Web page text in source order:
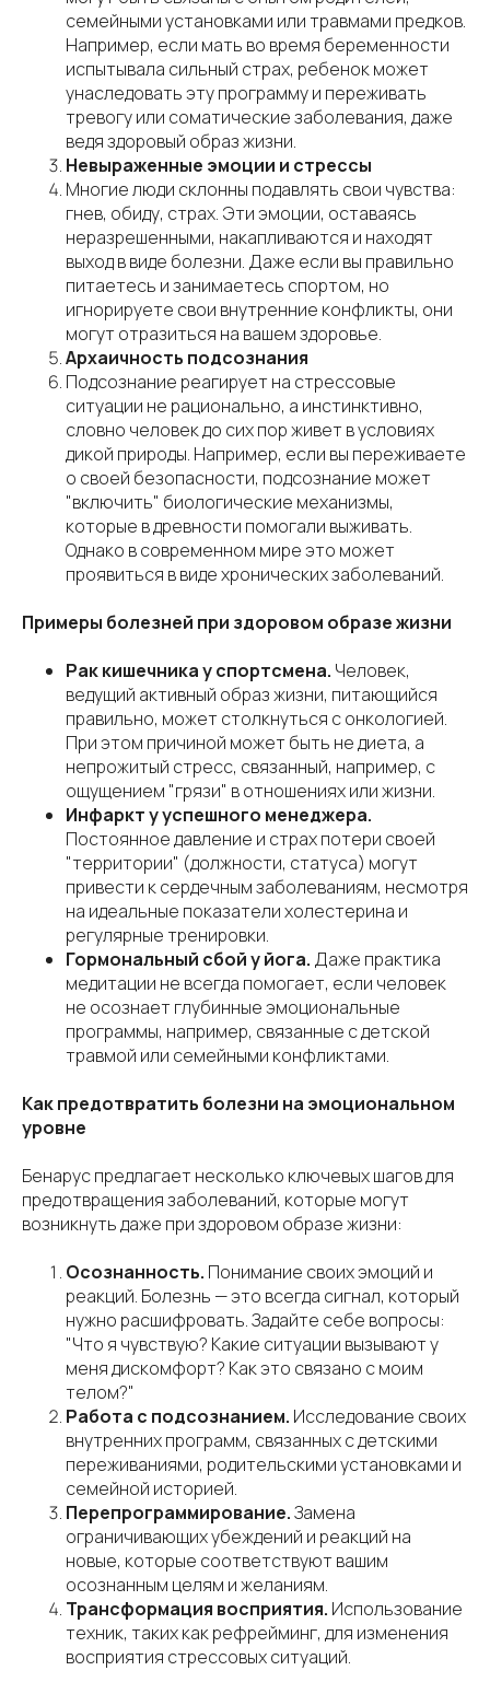
семейными установками или травмами предков.
Например, если мать во время беременности
испытывала сильный страх, ребенок может
унаследовать эту программу и переживать
тревогу или соматические заболевания, даже
ведя здоровый образ жизни.
Невыраженные эмоции и стрессы
Многие люди склонны подавлять свои чувства:
гнев, обиду, страх. Эти эмоции, оставаясь
неразрешенными, накапливаются и находят
выход в виде болезни. Даже если вы правильно
питаетесь и занимаетесь спортом, но
игнорируете свои внутренние конфликты, они
могут отразиться на вашем здоровье.
Архаичность подсознания
Подсознание реагирует на стрессовые
ситуации не рационально, а инстинктивно,
словно человек до сих пор живет в условиях
дикой природы. Например, если вы переживаете
о своей безопасности, подсознание может
"включить" биологические механизмы,
которые в древности помогали выживать.
Однако в современном мире это может
проявиться в виде хронических заболеваний.
Примеры болезней при здоровом образе жизни
Рак кишечника у спортсмена. Человек,
ведущий активный образ жизни, питающийся
правильно, может столкнуться с онкологией.
При этом причиной может быть не диета, а
непрожитый стресс, связанный, например, с
ощущением "грязи" в отношениях или жизни.
Инфаркт у успешного менеджера.
Постоянное давление и страх потери своей
"территории" (должности, статуса) могут
привести к сердечным заболеваниям, несмотря
на идеальные показатели холестерина и
регулярные тренировки.
Гормональный сбой у йога. Даже практика
медитации не всегда помогает, если человек
не осознает глубинные эмоциональные
программы, например, связанные с детской
травмой или семейными конфликтами.
Как предотвратить болезни на эмоциональном
уровне
Бенарус предлагает несколько ключевых шагов для
предотвращения заболеваний, которые могут
возникнуть даже при здоровом образе жизни:
Осознанность. Понимание своих эмоций и
реакций. Болезнь — это всегда сигнал, который
нужно расшифровать. Задайте себе вопросы:
"Что я чувствую? Какие ситуации вызывают у
меня дискомфорт? Как это связано с моим
телом?"
Работа с подсознанием. Исследование своих
внутренних программ, связанных с детскими
переживаниями, родительскими установками и
семейной историей.
Перепрограммирование.Замена
ограничивающих убеждений и реакций на
новые, которые соответствуют вашим
осознанным целям и желаниям.
Трансформация восприятия. Использование
техник, таких как рефрейминг, для изменения
восприятия стрессовых ситуаций.